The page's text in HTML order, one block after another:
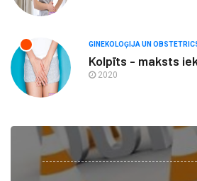
GINEKOLOĢIJA UN
Kolpīts - maksts
2020